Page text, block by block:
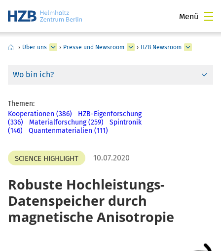
Menü
› Über uns › Presse und Newsroom › HZB Newsroom
Wo bin ich?
Themen:
Kooperationen (386)
HZB-Eigenforschung
(336)
Materialforschung (259)
Spintronik
(146)
Quantenmaterialien (111)
SCIENCE HIGHLIGHT 10.07.2020
Robuste Hochleistungs-
Datenspeicher durch
magnetische Anisotropie